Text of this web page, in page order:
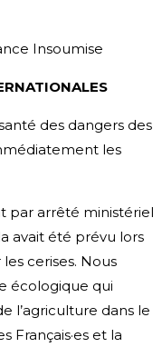
Insoumise
des dangers des
les
par arrêté ministériel
avait été prévu lors
cerises. Nous
écologique qui
l’agriculture dans le
Français·es et la